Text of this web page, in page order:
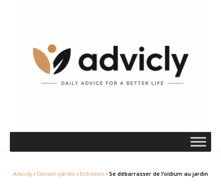
Advicly› Conseil › Jardin › Entretien › Se débarrasser de l’oïdium au jardin